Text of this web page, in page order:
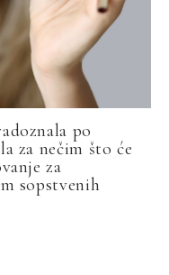
po
za nečim što će
za
sopstvenih